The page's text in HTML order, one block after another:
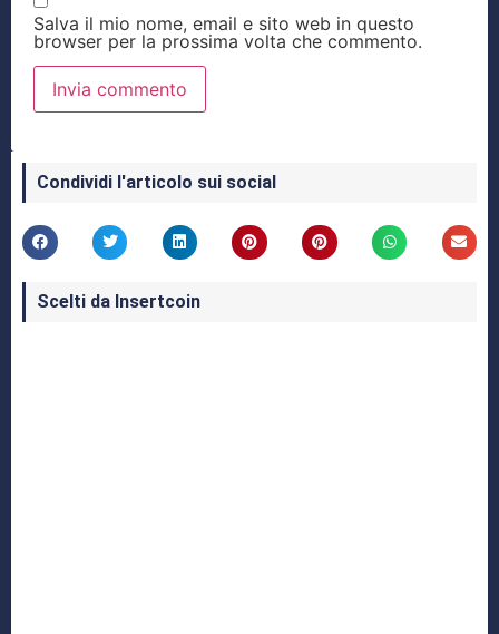
Salva il mio nome, email e sito web in questo
browser per la prossima volta che commento.
Condividi l'articolo sui social
Scelti da Insertcoin